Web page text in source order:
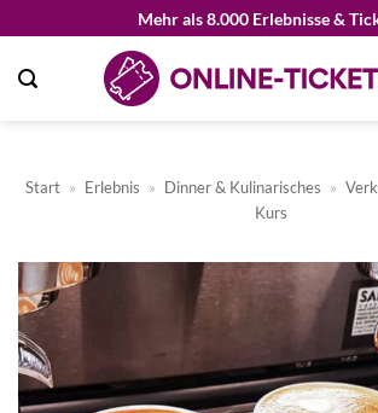
springen
Mehr als 8.000 Erlebnisse &
Start » Erlebnis » Dinner & Kulinarisches »
Kurs